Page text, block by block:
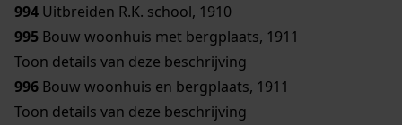
994 Uitbreiden R.K. school, 1910
995 Bouw woonhuis met bergplaats, 1911
Toon details van deze beschrijving
996 Bouw woonhuis en bergplaats, 1911
Toon details van deze beschrijving